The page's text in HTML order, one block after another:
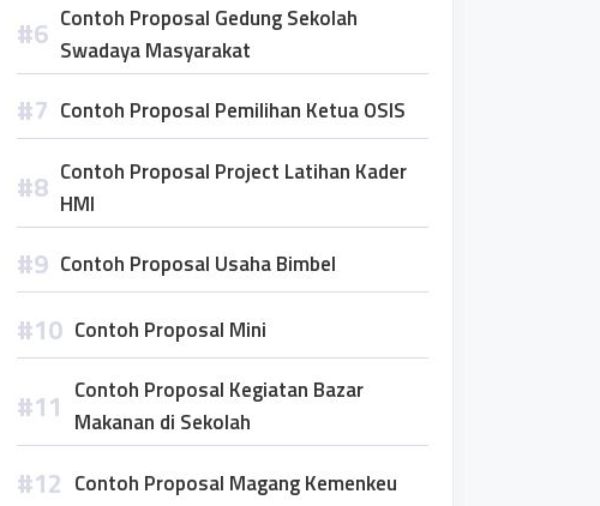
Contoh Proposal Gedung Sekolah
Swadaya Masyarakat
Contoh Proposal Pemilihan Ketua OSIS
Contoh Proposal Project Latihan Kader
HMI
Contoh Proposal Usaha Bimbel
Contoh Proposal Mini
Contoh Proposal Kegiatan Bazar
Makanan di Sekolah
Contoh Proposal Magang Kemenkeu